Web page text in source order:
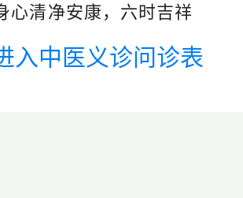
心清净安康，六时吉祥
入中医义诊问诊表